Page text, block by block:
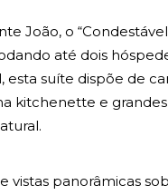
João, o
até dois
esta suíte dispõe de
kitchenette e
vistas panorâmicas